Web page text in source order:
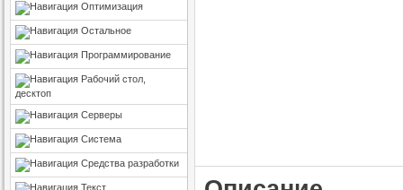
Оптимизация
Остальное
Программирование
Рабочий стол,
десктоп
Серверы
Система
Средства разработки
Текст